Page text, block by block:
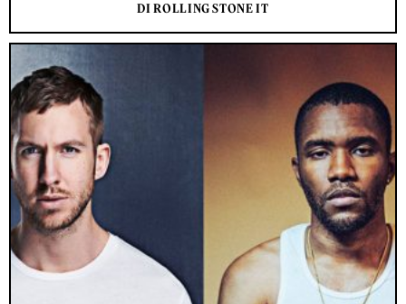
DI ROLLING STONE IT